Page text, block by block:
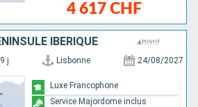
4 617 CHF
IBÉRIQUE
9 j Lisbonne 24/08/2027
Luxe Francophone
Service Majordome inclus